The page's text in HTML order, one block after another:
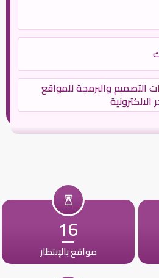
التصميم والبرمجة للمواقع
16
مواقع بالإنتظار